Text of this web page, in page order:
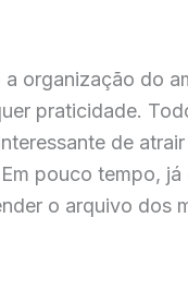
organização do
praticidade.
de
pouco tempo, já
o arquivo dos